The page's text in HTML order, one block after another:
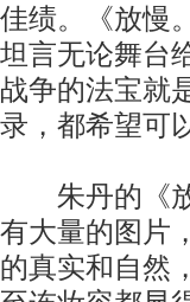
佳绩。《放慢
坦言无论舞台
战争的法宝就
录，都希望可
朱丹的《放
有大量的图片
的真实和自然